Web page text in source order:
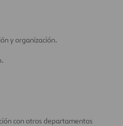
y organización.
con otros departamentos